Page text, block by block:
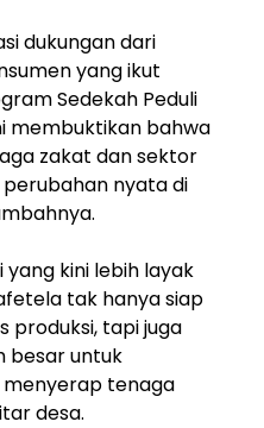
dukungan dari
yang ikut
Sedekah Peduli
membuktikan bahwa
zakat dan sektor
nyata di
kini lebih layak
tak hanya siap
produksi, tapi juga
besar untuk
tenaga
desa.